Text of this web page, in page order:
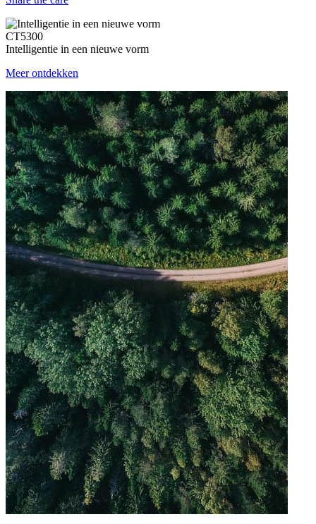
CT5300
Intelligentie in een nieuwe vorm
Meer ontdekken